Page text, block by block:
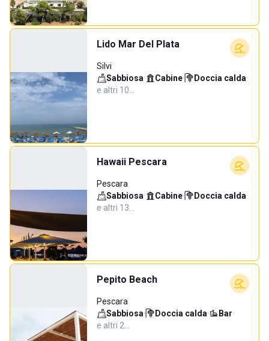
Lido Mar Del Plata
Silvi
Sabbiosa· Cabine· Doccia calda·
e altri 10…
Hawaii Pescara
Pescara
Sabbiosa· Cabine· Doccia calda·
e altri 13…
Pepito Beach
Pescara
Sabbiosa· Doccia calda· Bar·
e altri 2…